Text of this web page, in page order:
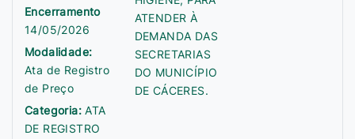
Encerramento
14/05/2026
Modalidade:
Ata de Registro
de Preço
Categoria:ATA
DE REGISTRO
ATENDER À
DEMANDA DAS
SECRETARIAS
DO MUNICÍPIO
DE CÁCERES.